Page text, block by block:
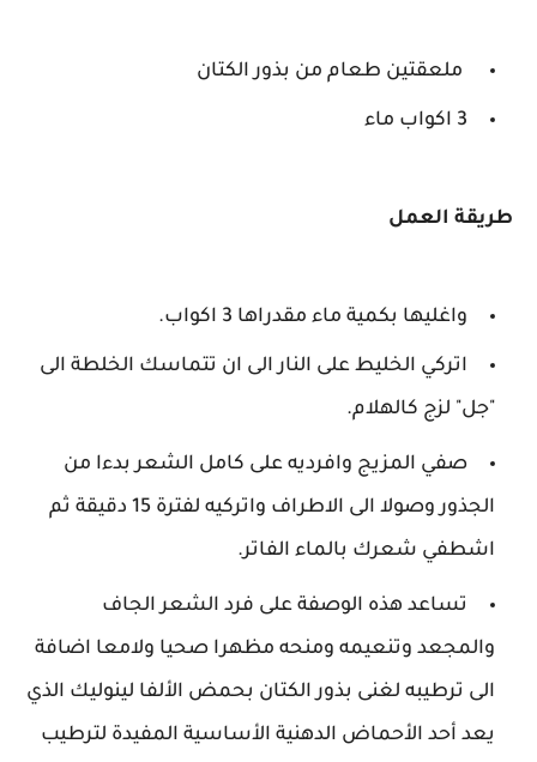
ملعقتين طعام من بذور الكتان
3 اكواب ماء
طريقة العمل
واغليها بكمية ماء مقدراها 3 اكواب.
اتركي الخليط على النار الى ان تتماسك الخلطة الى
"جل" لزج كالهلام.
صفي المزيج وافرديه على كامل الشعر بدءا من
الجذور وصولا الى الاطراف واتركيه لفترة 15 دقيقة ثم
اشطفي شعرك بالماء الفاتر.
تساعد هذه الوصفة على فرد الشعر الجاف
والمجعد وتنعيمه ومنحه مظهرا صحيا ولامعا اضافة
الى ترطيبه لغنى بذور الكتان بحمض الألفا لينوليك الذي
يعد أحد الأحماض الدهنية الأساسية المفيدة لترطيب